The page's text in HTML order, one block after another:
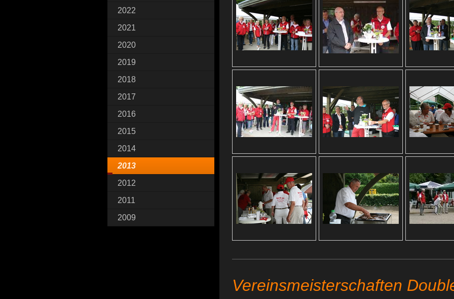
2022
2021
2020
2019
2018
2017
2016
2015
2014
2013
2012
2011
2009
Vereinsmeisterschaften